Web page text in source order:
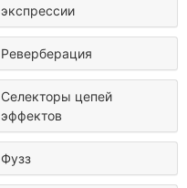
экспрессии
Реверберация
Селекторы цепей
эффектов
Фузз